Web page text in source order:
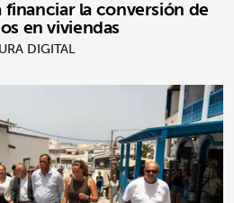
la conversión de
en viviendas
DIGITAL